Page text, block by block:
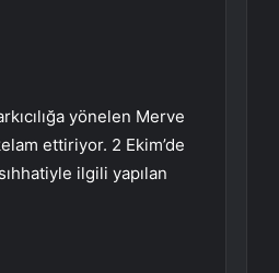
yönelen Merve
ettiriyor. 2 Ekim’de
ilgili yapılan